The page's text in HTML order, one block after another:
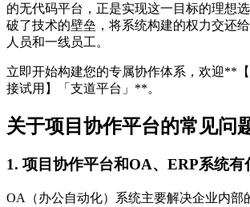
的无代码平台，正是实现这一目标的理想
破了技术的壁垒，将系统构建的权力交还
人员和一线员工。
立即开始构建您的专属协作体系，欢迎**
接试用】「支道平台」**。
关于项目协作平台的常见问
1. 项目协作平台和OA、ERP系统有
OA（办公自动化）系统主要解决企业内部